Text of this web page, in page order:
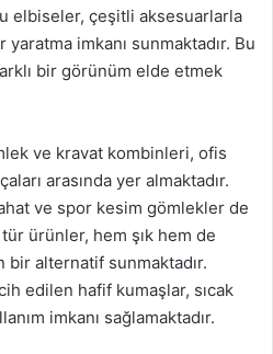
elbiseler, çeşitli aksesuarlarla
imkanı sunmaktadır. Bu
bir görünüm elde etmek
ve kravat kombinleri, ofis
arasında yer almaktadır.
ve spor kesim gömlekler de
ürünler, hem şık hem de
bir alternatif sunmaktadır.
edilen hafif kumaşlar, sıcak
imkanı sağlamaktadır.